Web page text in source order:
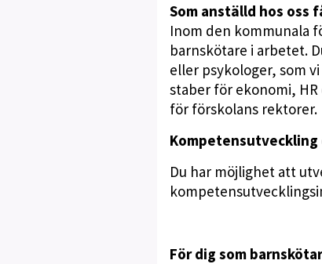
Som anställd hos oss
Inom den kommunala
barnskötare i arbetet.
eller psykologer, som
staber för ekonomi,
för förskolans rektorer.
Du har möjlighet att
För dig som